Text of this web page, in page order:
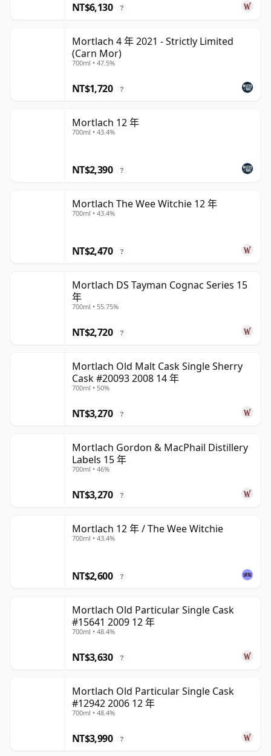
NT$6,130 ?
Mortlach 4 年 2021 - Strictly Limited
(Carn Mor)
700ml • 47.5%
NT$1,720 ?
Mortlach 12 年
700ml • 43.4%
NT$2,390 ?
Mortlach The Wee Witchie 12 年
700ml • 43.4%
NT$2,470 ?
Mortlach DS Tayman Cognac Series 15
年
700ml • 55.75%
NT$2,720 ?
Mortlach Old Malt Cask Single Sherry
Cask #20093 2008 14 年
700ml • 50%
NT$3,270 ?
Mortlach Gordon & MacPhail Distillery
Labels 15 年
700ml • 46%
NT$3,270 ?
Mortlach 12 年 / The Wee Witchie
700ml • 43.4%
NT$2,600 ?
Mortlach Old Particular Single Cask
#15641 2009 12 年
700ml • 48.4%
NT$3,630 ?
Mortlach Old Particular Single Cask
#12942 2006 12 年
700ml • 48.4%
NT$3,990 ?